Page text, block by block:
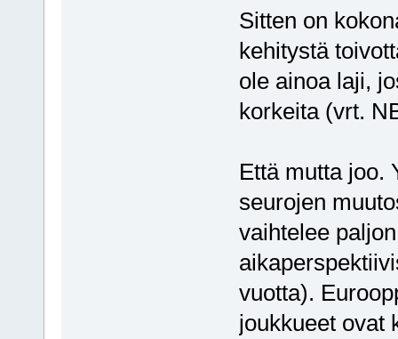
Sitten on
kehitystä
ole ainoa laji,
korkeita (vrt.
Että mutta joo.
seurojen
vaihtelee
vuotta).
joukkueet ovat